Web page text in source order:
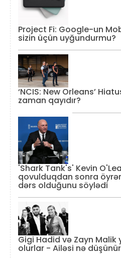
Project Fi: Google-un
sizin üçün uyğundurmu?
‘NCIS: New Orleans’
zaman qayıdır?
'Shark Tank's' Kevin
qovulduqdan sonra
dərs olduğunu söylədi
Gigi Hadid və Zayn Malik
olurlar - Ailəsi nə